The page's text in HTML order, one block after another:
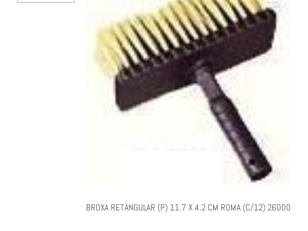
BROXA RETANGULAR (P) 11.7 X 4.2 CM ROMA (C/12) 26000